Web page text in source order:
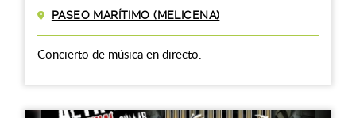
PASEO MARÍTIMO (MELICENA)
Concierto de música en directo.